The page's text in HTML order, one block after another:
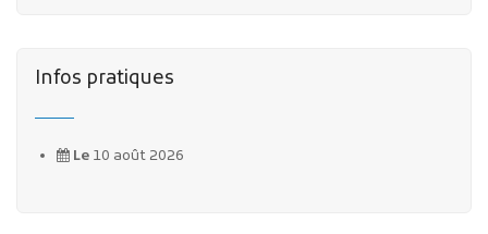
Infos pratiques
Le10 août 2026